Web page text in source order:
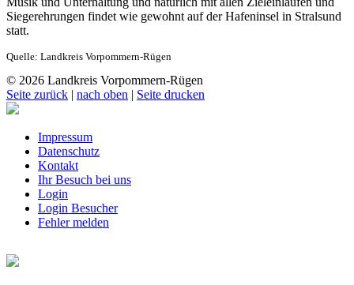
Siegerehrungen findet wie gewohnt auf der Hafeninsel in Stralsund
statt.
Quelle: Landkreis Vorpommern-Rügen
© 2026 Landkreis Vorpommern-Rügen
Seite zurück | nach oben | Seite drucken
Impressum
Datenschutz
Kontakt
Ihr Besuch bei uns
Login
Login Besucher
Fehler melden